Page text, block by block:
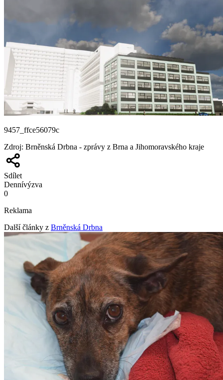
9457_ffce56079c
Zdroj: Brněnská Drbna - zprávy z Brna a Jihomoravského kraje
Sdílet
Dennívýzva
0
Reklama
Další články z Brněnská Drbna